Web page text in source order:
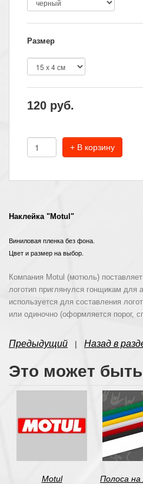
Размер
120 руб.
+ В корзину
Наклейка "Motul"
Виниловая пленка без фона.
Цвет и размер на выбор.
Компания Motul (мотюль)
логотип приглянулся гонщикам для
используется для составления
или одиночно (оформляется порог,
Предыдущий | Назад в
Это может
Motul
Полоса на